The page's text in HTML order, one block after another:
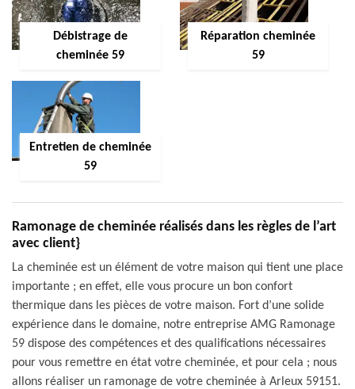
Débistrage de
cheminée 59
Réparation cheminée
59
Entretien de cheminée
59
Ramonage de cheminée réalisés dans les règles de l’art
avec client}
La cheminée est un élément de votre maison qui tient une place
importante ; en effet, elle vous procure un bon confort
thermique dans les pièces de votre maison. Fort d’une solide
expérience dans le domaine, notre entreprise AMG Ramonage
59 dispose des compétences et des qualifications nécessaires
pour vous remettre en état votre cheminée, et pour cela ; nous
allons réaliser un ramonage de votre cheminée à Arleux 59151.